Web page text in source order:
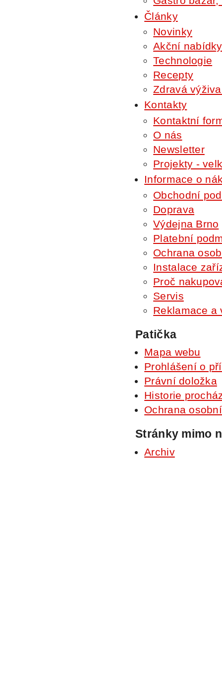
Články
Novinky
Akční nabídky
Technologie
Recepty
Zdravá
Kontakty
Kontaktní
O nás
Newsletter
Projekty -
Informace o
Obchodní
Doprava
Výdejna Brno
Platební
Ochrana
Instalace
Proč
Servis
Reklamace a
Patička
Mapa webu
Prohlášení o
Právní doložka
Historie
Ochrana
Stránky mimo
Archiv